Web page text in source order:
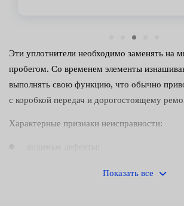
Эти уплотнители необходимо заменять на
пробегом. Со временем элементы
выполнять свою функцию, что обычно
с коробкой передач и дорогостоящему
Характерные признаки неисправности:
течь трансмиссионного масла.
Показать все